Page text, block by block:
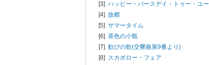
[3] ハッピー・バースデイ・トゥー・ユー
[4] 故郷
[5] サマータイム
[6] 茶色の小瓶
[7] 歓びの歌(交響曲第9番より)
[8] スカボロー・フェア